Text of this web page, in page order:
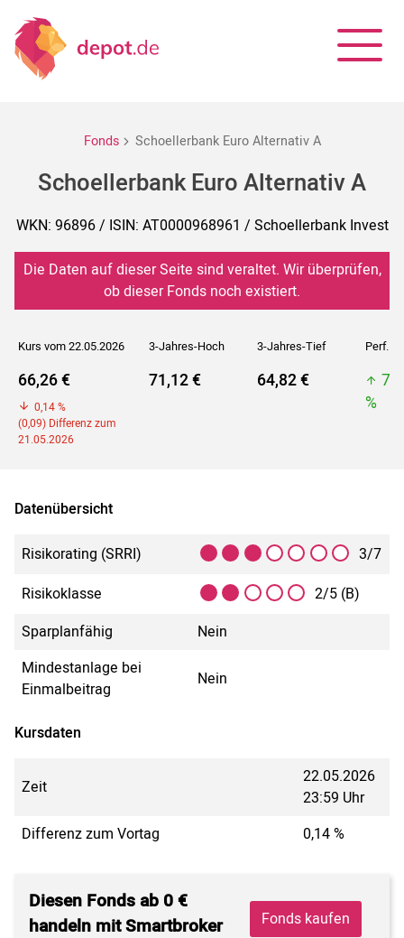
Fonds Schoellerbank Euro Alternativ A
Schoellerbank Euro Alternativ A
WKN: 96896 / ISIN: AT0000968961 / Schoellerbank Invest
Die Daten auf dieser Seite sind veraltet. Wir überprüfen,
ob dieser Fonds noch existiert.
Kurs vom 22.05.2026 3-Jahres-Hoch 3-Jahres-Tief Perf. 5J
66,26 €
0,14 %
(0,09) Differenz zum
21.05.2026
71,12 € 64,82 €
%
Datenübersicht
Risikorating (SRRI)
3/7
Risikoklasse
2/5 (B)
Sparplanfähig
Nein
Mindestanlage bei
Einmalbeitrag
Nein
Kursdaten
Zeit
22.05.2026
23:59 Uhr
Differenz zum Vortag
0,14 %
Diesen Fonds ab 0 €
handeln mit Smartbroker
Fonds kaufen